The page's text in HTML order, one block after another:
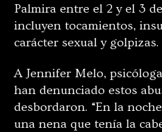
Palmira entre el 2 y el 3
incluyen tocamientos,
carácter sexual y golpizas.
A Jennifer Melo,
han denunciado estos
desbordaron. “En la
una nena que tenía la